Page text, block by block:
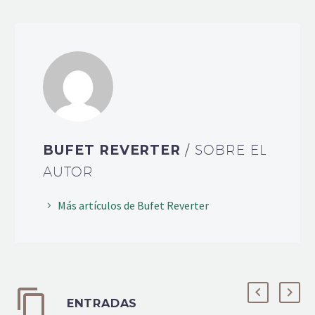
BUFET REVERTER/ SOBRE EL
AUTOR
Más artículos de Bufet Reverter
ENTRADAS